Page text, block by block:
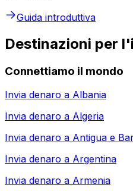
Guida introduttiva
Destinazioni per
Connettiamo il mondo
Invia denaro a Albania
Invia denaro a Algeria
Invia denaro a Antigua e
Invia denaro a Argentina
Invia denaro a Armenia